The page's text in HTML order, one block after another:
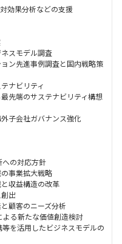
効果分析などの支援
スモデル調査
ン先進事例調査と国内戦略策
ナビリティ
先端のサステナビリティ構想
子会社ガバナンス強化
への対応方針
事業拡大戦略
収益構造の改革
出
顧客のニーズ分析
よる新たな価値創造検討
等を活用したビジネスモデルの